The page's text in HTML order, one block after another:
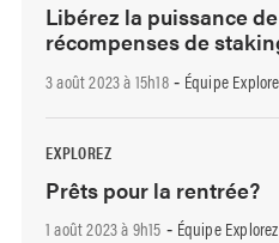
Libérez la puissance
récompenses de
3 août 2023 à 15h18- Équipe
EXPLOREZ
Prêts pour la rentrée?
1 août 2023 à 9h15 - Équipe Explorez